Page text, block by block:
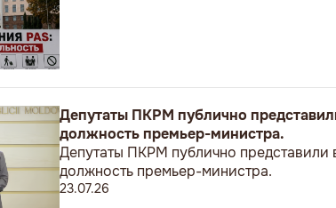
Депутаты ПКРМ публично
должность премьер-министра.
Депутаты ПКРМ публично представили
должность премьер-министра.
23.07.26